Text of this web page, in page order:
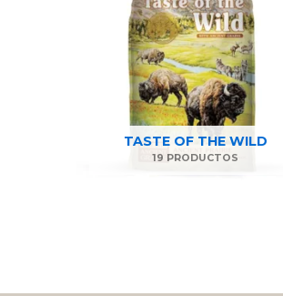
TASTE OF THE WILD
19 PRODUCTOS